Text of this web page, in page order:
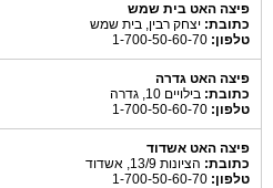
פיצה האט בית שמש
כתובת: יצחק רבין, בית שמש
טלפון:
פיצה האט גדרה
כתובת: בילויים 10, גדרה
טלפון:
פיצה האט אשדוד
כתובת: הציונות 13/9, אשדוד
טלפון: